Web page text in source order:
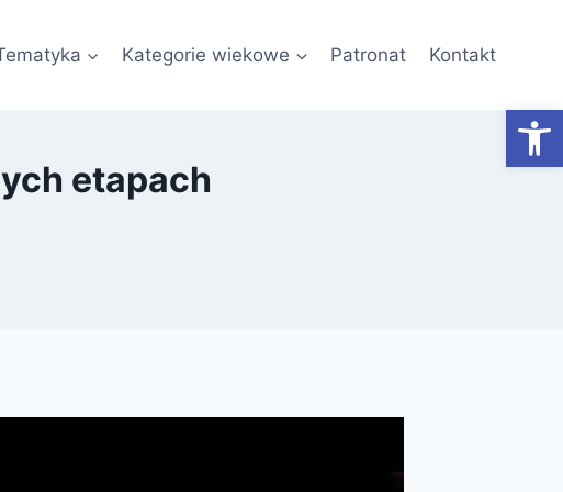
Kategorie wiekowe Patronat Kontakt
etapach